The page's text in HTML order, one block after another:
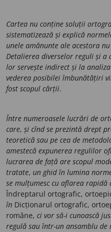
Cartea nu conține soluții
sistematizează și explică
unele amănunte ale acestora
Detalierea diverselor reguli și a
lor servește indirect și la
vederea posibilei îmbunătățiri
fost scopul cărții.
Între numeroasele lucrări de
care, și cînd se prezintă drept
teoretică sau pe cea de
amestecă expunerea regulilor
lucrarea de față are scopul
tratate, un ghid în lumina
se mulțumesc cu aflarea
Îndreptarul ortografic,
în Dicționarul ortografic,
române, ci vor să-i cunoască
regulă sau într-un ansamblu de